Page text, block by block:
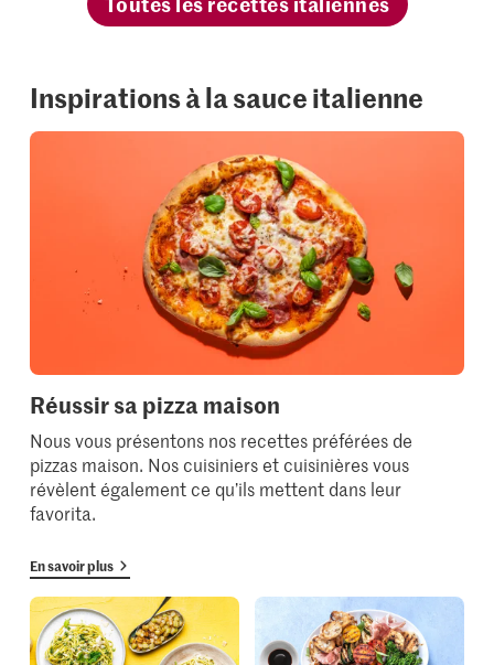
Inspirations à la sauce italienne
Réussir sa pizza maison
Nous vous présentons nos recettes préférées de
pizzas maison. Nos cuisiniers et cuisinières vous
révèlent également ce qu’ils mettent dans leur
favorita.
En savoir plus